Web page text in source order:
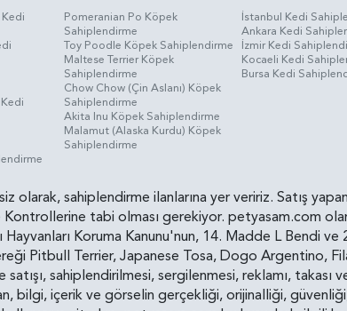
Pomeranian Po Köpek
Sahiplendirme
Toy Poodle Köpek Sahiplendirme
Maltese Terrier Köpek
Sahiplendirme
Chow Chow (Çin Aslanı) Köpek
Sahiplendirme
Akita Inu Köpek Sahiplendirme
Malamut (Alaska Kurdu) Köpek
Sahiplendirme
İstanbul Kedi
Ankara Kedi
İzmir Kedi
Kocaeli Kedi
Bursa Kedi
olarak, sahiplendirme ilanlarına yer veririz. Satış
tabi olması gerekiyor. petyasam.com
Koruma Kanunu'nun, 14. Madde L Bendi ve
Pitbull Terrier, Japanese Tosa, Dogo Argentino,
satışı, sahiplendirilmesi, sergilenmesi, reklamı,
bilgi, içerik ve görselin gerçekliği, orijinalliği,